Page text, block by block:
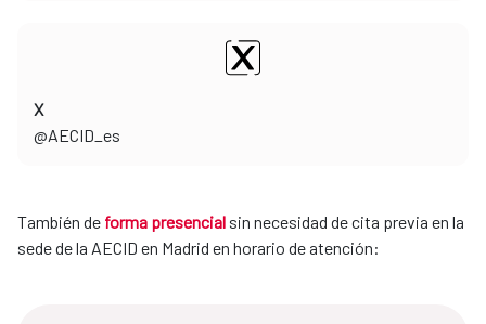
X
​​​​​​​@AECID_es
También de forma presencial sin necesidad de cita previa en la
sede de la AECID en Madrid en horario de atención: